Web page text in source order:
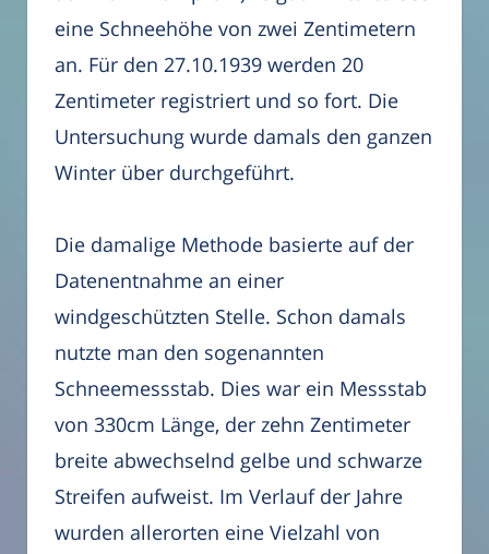
eine Schneehöhe von zwei Zentimetern
an. Für den 27.10.1939 werden 20
Zentimeter registriert und so fort. Die
Untersuchung wurde damals den ganzen
Winter über durchgeführt.
Die damalige Methode basierte auf der
Datenentnahme an einer
windgeschützten Stelle. Schon damals
nutzte man den sogenannten
Schneemessstab. Dies war ein Messstab
von 330cm Länge, der zehn Zentimeter
breite abwechselnd gelbe und schwarze
Streifen aufweist. Im Verlauf der Jahre
wurden allerorten eine Vielzahl von